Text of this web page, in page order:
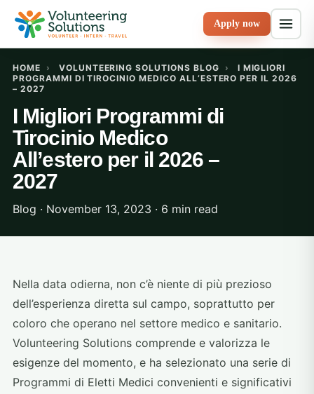
Apply now
HOME › VOLUNTEERING SOLUTIONS BLOG ›
I MIGLIORI
PROGRAMMI DI TIROCINIO MEDICO ALL’ESTERO PER IL 2026
– 2027
I Migliori Programmi di
Tirocinio Medico
All’estero per il 2026 –
2027
Blog · November 13, 2023 · 6 min read
Nella data odierna, non c’è niente di più prezioso
dell’esperienza diretta sul campo, soprattutto per
coloro che operano nel settore medico e sanitario.
Volunteering Solutions comprende e valorizza le
esigenze del momento, e ha selezionato una serie di
Programmi di Eletti Medici convenienti e significativi